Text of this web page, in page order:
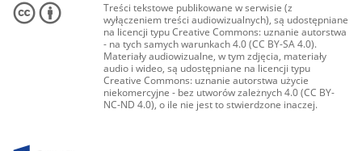
Treści tekstowe publikowane w serwisie (z
wyłączeniem treści audiowizualnych), są udostępniane
na licencji typu Creative Commons: uznanie autorstwa
- na tych samych warunkach 4.0 (CC BY-SA 4.0).
Materiały audiowizualne, w tym zdjęcia, materiały
audio i wideo, są udostępniane na licencji typu
Creative Commons: uznanie autorstwa użycie
niekomercyjne - bez utworów zależnych 4.0 (CC BY-
NC-ND 4.0), o ile nie jest to stwierdzone inaczej.